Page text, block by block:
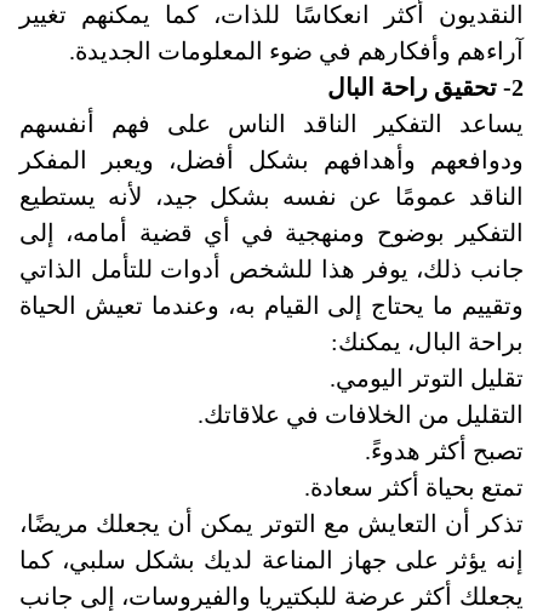
النقديون أكثر انعكاسًا للذات، كما يمكنهم تغيير
آراءهم وأفكارهم في ضوء المعلومات الجديدة.
2- تحقيق راحة البال
يساعد التفكير الناقد الناس على فهم أنفسهم
ودوافعهم وأهدافهم بشكل أفضل، ويعبر المفكر
الناقد عمومًا عن نفسه بشكل جيد، لأنه يستطيع
التفكير بوضوح ومنهجية في أي قضية أمامه، إلى
جانب ذلك، يوفر هذا للشخص أدوات للتأمل الذاتي
وتقييم ما يحتاج إلى القيام به، وعندما تعيش الحياة
براحة البال، يمكنك:
تقليل التوتر اليومي.
التقليل من الخلافات في علاقاتك.
تصبح أكثر هدوءً.
تمتع بحياة أكثر سعادة.
تذكر أن التعايش مع التوتر يمكن أن يجعلك مريضًا،
إنه يؤثر على جهاز المناعة لديك بشكل سلبي، كما
يجعلك أكثر عرضة للبكتيريا والفيروسات، إلى جانب